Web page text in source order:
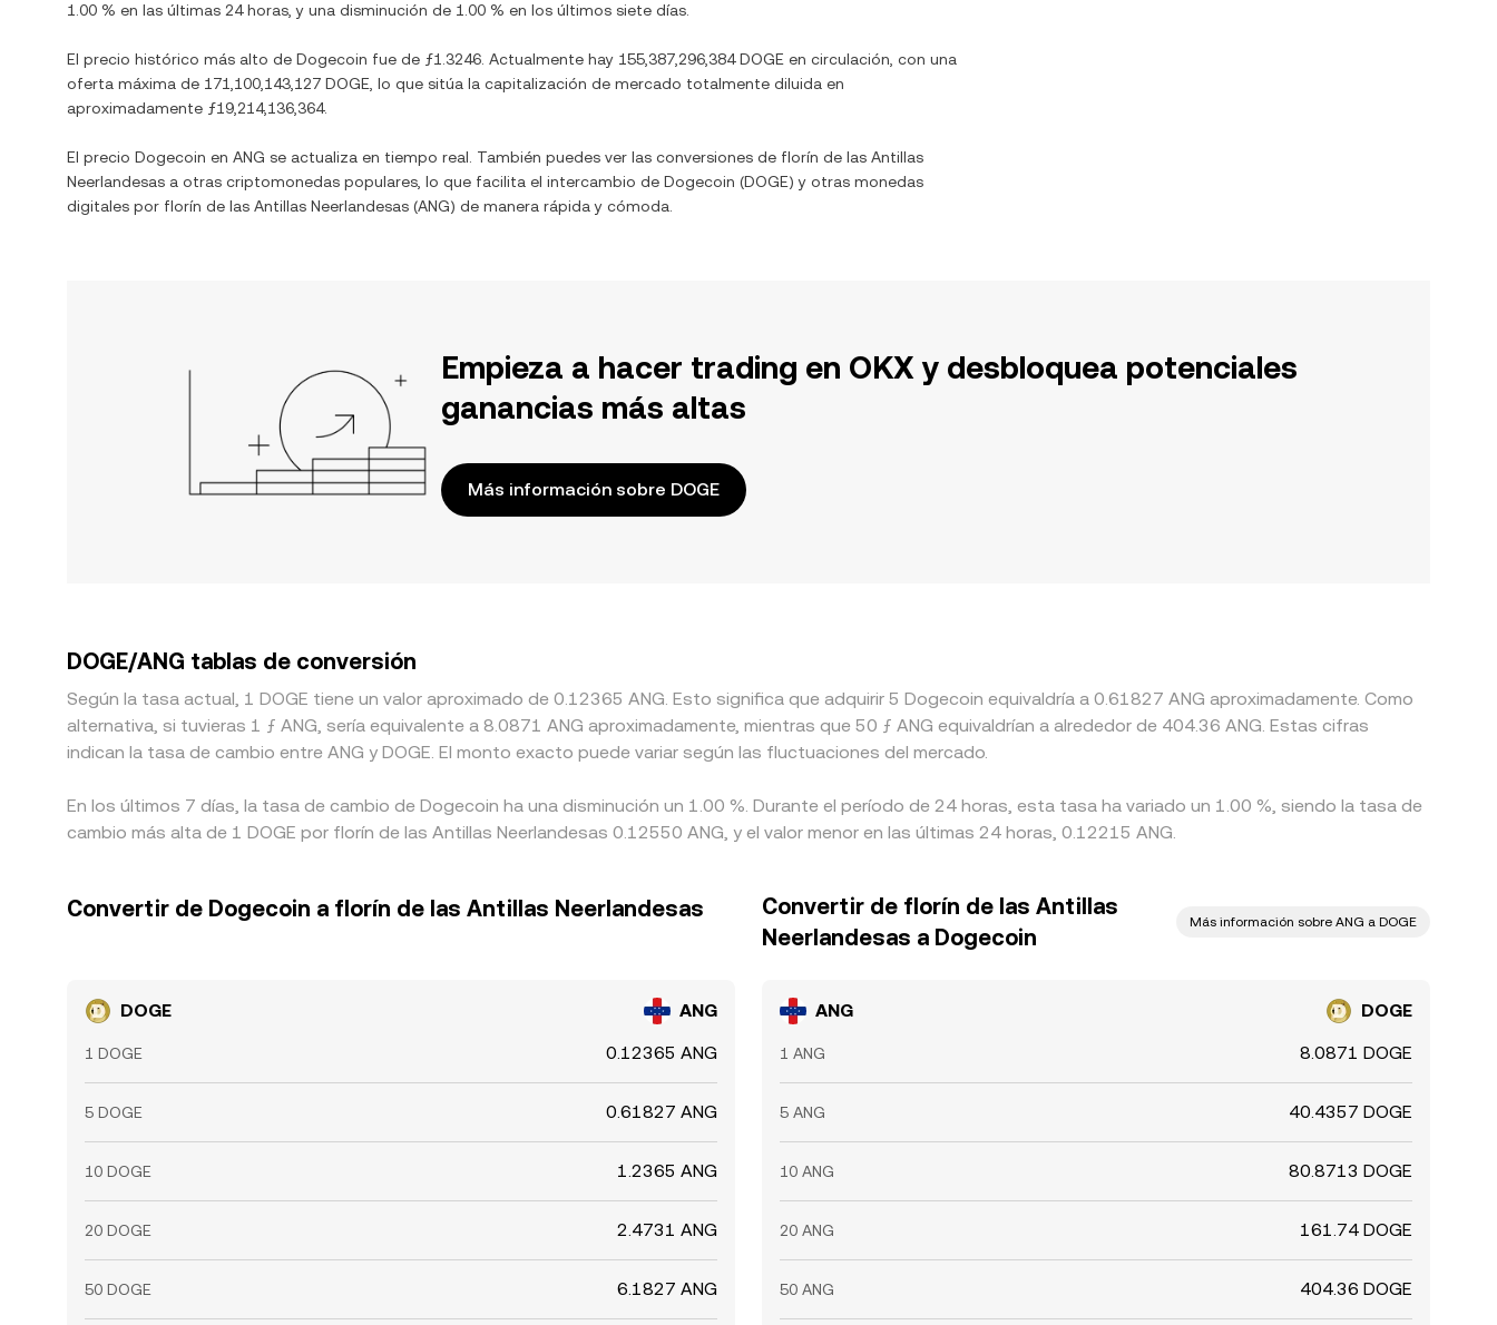
1.00 % en las últimas 24 horas, y una disminución de 1.00 % en los últimos siete días.
El precio histórico más alto de Dogecoin fue de ƒ1.3246 . Actualmente hay 155,387,296,384 DOGE en circulación, con una
oferta máxima de 171,100,143,127 DOGE , lo que sitúa la capitalización de mercado totalmente diluida en
aproximadamente ƒ19,214,136,364.
El precio Dogecoin en ANG se actualiza en tiempo real. También puedes ver las conversiones de florín de las Antillas
Neerlandesas a otras criptomonedas populares, lo que facilita el intercambio de Dogecoin (DOGE) y otras monedas
digitales por florín de las Antillas Neerlandesas (ANG) de manera rápida y cómoda.
Empieza a hacer trading en OKX y desbloquea potenciales
ganancias más altas
Más información sobre DOGE
DOGE/ANG tablas de conversión
Según la tasa actual, 1 DOGE tiene un valor aproximado de 0.12365 ANG. Esto significa que adquirir 5 Dogecoin equivaldría a 0.61827 ANG aproximadamente. Como
alternativa, si tuvieras 1 ƒ ANG, sería equivalente a 8.0871 ANG aproximadamente, mientras que 50 ƒ ANG equivaldrían a alrededor de 404.36 ANG. Estas cifras
indican la tasa de cambio entre ANG y DOGE. El monto exacto puede variar según las fluctuaciones del mercado.
En los últimos 7 días, la tasa de cambio de Dogecoin ha una disminución un 1.00 %. Durante el período de 24 horas, esta tasa ha variado un 1.00 %, siendo la tasa de
cambio más alta de 1 DOGE por florín de las Antillas Neerlandesas 0.12550 ANG, y el valor menor en las últimas 24 horas, 0.12215 ANG.
Convertir de Dogecoin a florín de las Antillas Neerlandesas
DOGE ANG
1 DOGE 0.12365 ANG
5 DOGE 0.61827 ANG
10 DOGE 1.2365 ANG
20 DOGE 2.4731 ANG
50 DOGE 6.1827 ANG
Convertir de florín de las Antillas
Neerlandesas a Dogecoin
Más información sobre ANG a DOGE
ANG DOGE
1 ANG 8.0871 DOGE
5 ANG 40.4357 DOGE
10 ANG 80.8713 DOGE
20 ANG 161.74 DOGE
50 ANG 404.36 DOGE